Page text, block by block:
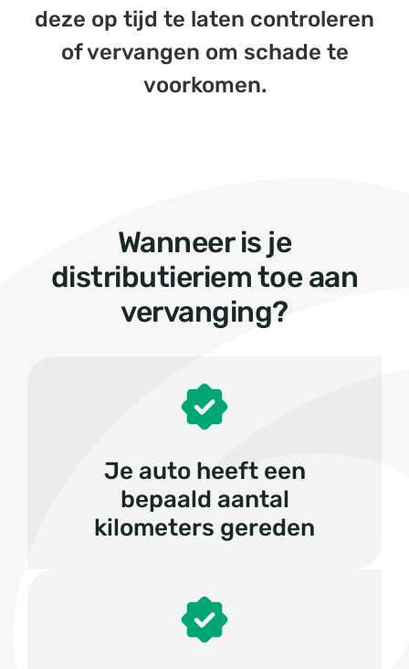
deze op tijd te laten controleren
of vervangen om schade te
voorkomen.
Wanneer is je
distributieriem toe aan
vervanging?
Je auto heeft een
bepaald aantal
kilometers gereden